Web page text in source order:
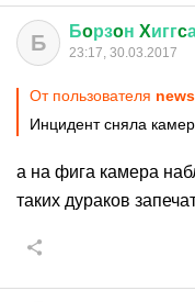
Б Бoрзoн Xиггc
23:17, 30.03.2017
От пользователя
Инцидент сняла
а на фига камера
таких дураков